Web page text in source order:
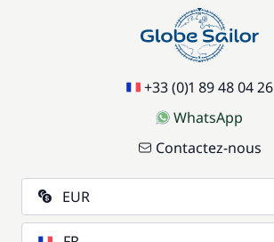
+33 (0)1 89 48 04 26
WhatsApp
Contactez-nous
EUR